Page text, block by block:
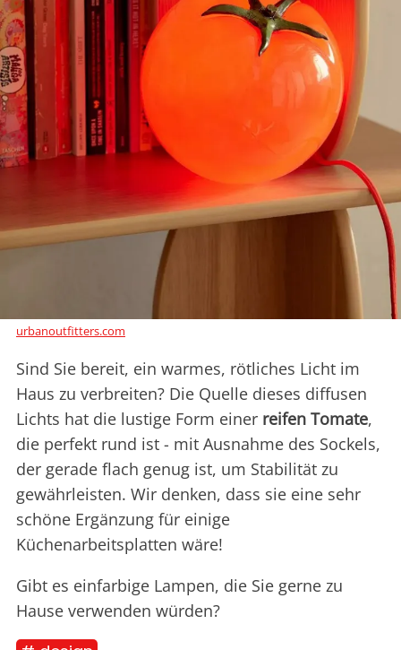
urbanoutfitters.com
Sind Sie bereit, ein warmes, rötliches Licht im
Haus zu verbreiten? Die Quelle dieses diffusen
Lichts hat die lustige Form einer reifen Tomate,
die perfekt rund ist - mit Ausnahme des Sockels,
der gerade flach genug ist, um Stabilität zu
gewährleisten. Wir denken, dass sie eine sehr
schöne Ergänzung für einige
Küchenarbeitsplatten wäre!
Gibt es einfarbige Lampen, die Sie gerne zu
Hause verwenden würden?